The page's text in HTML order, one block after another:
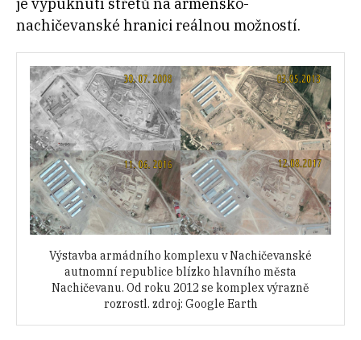
nachičevanské hranici reálnou možností.
Výstavba armádního komplexu v Nachičevanské
autnomní republice blízko hlavního města
Nachičevanu. Od roku 2012 se komplex výrazně
rozrostl. zdroj: Google Earth